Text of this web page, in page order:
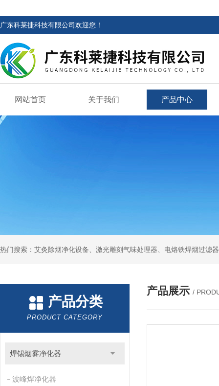
广东科莱捷科技有限公司欢迎您！
网站首页 关于我们 产品中心
产品分类
PRODUCT CATEGORY
焊锡烟雾净化器
波峰焊净化器
产品展示 /